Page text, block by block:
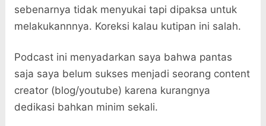
sebenarnya tidak menyukai tapi dipaksa untuk
melakukannnya. Koreksi kalau kutipan ini salah.
Podcast ini menyadarkan saya bahwa pantas
saja saya belum sukses menjadi seorang content
creator (blog/youtube) karena kurangnya
dedikasi bahkan minim sekali.